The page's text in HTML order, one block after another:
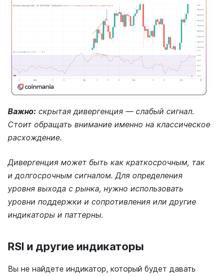
Важно: скрытая дивергенция — слабый сигнал.
Стоит обращать внимание именно на классическое
расхождение.
Дивергенция может быть как краткосрочным, так
и долгосрочным сигналом. Для определения
уровня выхода с рынка, нужно использовать
уровни поддержки и сопротивления или другие
индикаторы и паттерны.
RSI и другие индикаторы
Вы не найдете индикатор, который будет давать